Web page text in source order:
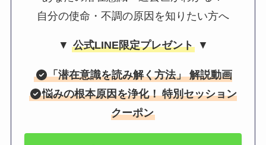
自分の使命・不調の原因を知りたい方へ
▼ 公式LINE限定プレゼント▼
「潜在意識を読み解く方法」 解説動画
悩みの根本原因を浄化！ 特別セッション
クーポン